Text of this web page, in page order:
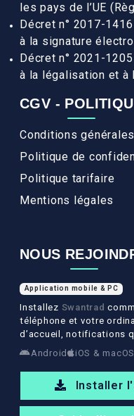
les pays de l’UE
Décret n° 2017-
à la signature
Décret n° 2021-
à la légalisation et
CGV -
Conditions
Politique de
Politique tarifaire
Mentions légales
NOUS
Application mobile & PC
Installez Swantrad
téléphone et votre
d’accueil, notifications
Android
iOS & macOS
Installer